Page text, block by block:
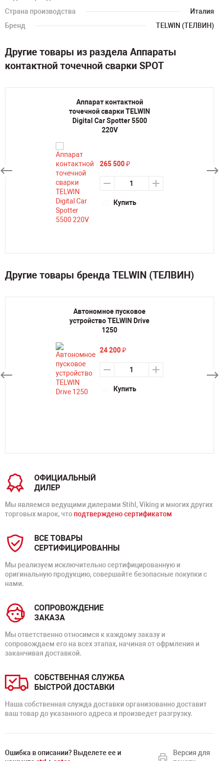
Страна производства
Италия
Бренд
TELWIN (ТЕЛВИН)
Другие товары из раздела Аппараты
контактной точечной сварки SPOT
Аппарат контактной
точечной сварки TELWIN
Digital Car Spotter 5500
220V
265 500₽
Купить
Другие товары бренда TELWIN (ТЕЛВИН)
Автономное пусковое
устройство TELWIN Drive
1250
24 200₽
Купить
ОФИЦИАЛЬНЫЙ
ДИЛЕР
Мы являемся ведущими дилерами Stihl, Viking и многих других
торговых марок, что подтверждено сертификатом
ВСЕ ТОВАРЫ
СЕРТИФИЦИРОВАННЫ
Мы реализуем исключительно сертифицированную и
оригинальную продукцию, совершайте безопасные покупки с
нами.
СОПРОВОЖДЕНИЕ
ЗАКАЗА
Мы ответственно относимся к каждому заказу и
сопровождаем его на всех этапах, начиная от офрмления и
заканчивая доставкой.
СОБСТВЕННАЯ СЛУЖБА
БЫСТРОЙ ДОСТАВКИ
Наша собственная служда доставки организованно доставит
ваш товар до указанного адреса и произведет разгрузку.
Ошибка в описании? Выделете ее и
Версия для